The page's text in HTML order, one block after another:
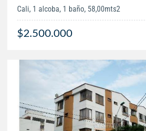
Cali, 1 alcoba, 1 baño, 58,00mts2
$2.500.000